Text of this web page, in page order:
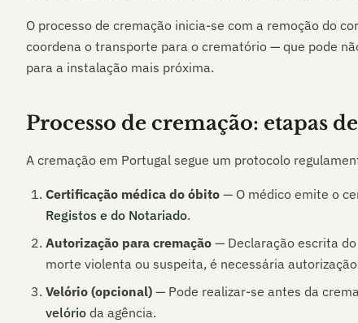
O processo de cremação inicia-se com a remoção do
coordena o transporte para o crematório — que pode
para a instalação mais próxima.
Processo de cremação: etapas
A cremação em Portugal segue um protocolo
Certificação médica do óbito — O médico emite o
Registos e do Notariado.
Autorização para cremação — Declaração escrita
morte violenta ou suspeita, é necessária
Velório (opcional) — Pode realizar-se antes da
velório da agência.